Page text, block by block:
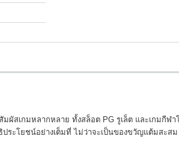
สเกมหลากหลาย ทั้งสล็อต PG รูเล็ต และเกมกี
ะโยชน์อย่างเต็มที่ ไม่ว่าจะเป็นของขวัญแต้มสะส